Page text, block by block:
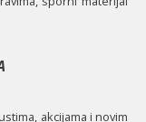
akcijama i novim